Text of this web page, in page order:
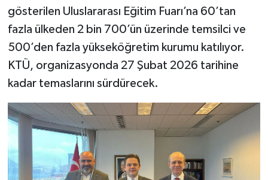
gösterilen Uluslararası Eğitim Fuarı’na 60’tan
fazla ülkeden 2 bin 700’ün üzerinde temsilci ve
500’den fazla yükseköğretim kurumu katılıyor.
KTÜ, organizasyonda 27 Şubat 2026 tarihine
kadar temaslarını sürdürecek.